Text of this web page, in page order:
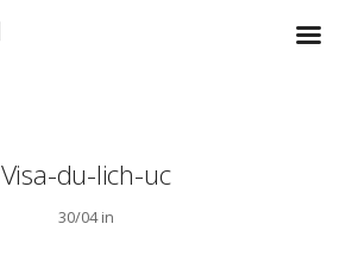
Visa-du-lich-uc
30/04 in